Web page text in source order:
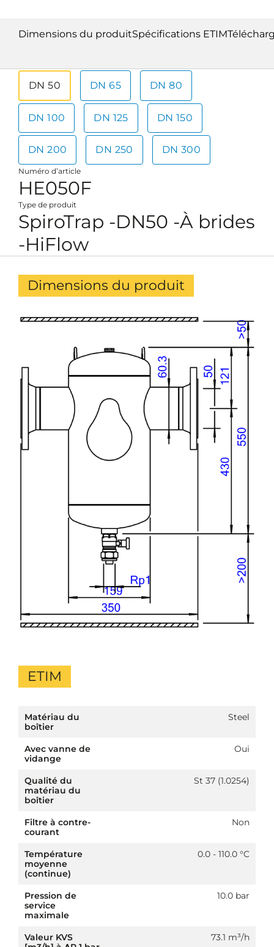
Dimensions du produitSpécifications ETIM
DN 50 DN 65 DN 80
DN 100 DN 125 DN 150
DN 200 DN 250 DN 300
Numéro d’article
HE050F
Type de produit
SpiroTrap -DN50 -À brides
-HiFlow
Dimensions du produit
ETIM
Matériau du
boîtier
Steel
Avec vanne de
vidange
Oui
Qualité du
matériau du
boîtier
St 37 (1.0254)
Filtre à contre-
courant
Non
Température
moyenne
(continue)
0.0 - 110.0 °C
Pression de
service
maximale
10.0 bar
Valeur KVS
73.1 m³/h